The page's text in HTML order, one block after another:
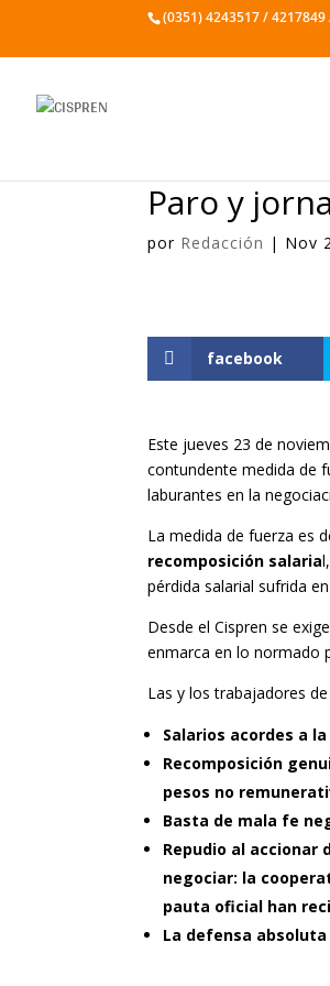
(0351) 4243517 /
Paro y
por Redacción | Nov
facebook
Este jueves 23 de
contundente medida de
laburantes en la
La medida de fuerza es
recomposición salaria
pérdida salarial sufrida
Desde el Cispren se exige
enmarca en lo normado
Las y los trabajadores
Salarios acordes a
Recomposición
pesos no
Basta de mala fe
Repudio al accionar
negociar: la
pauta oficial han
La defensa